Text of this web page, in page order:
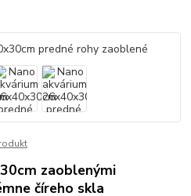
zaoblenými
číreho skla